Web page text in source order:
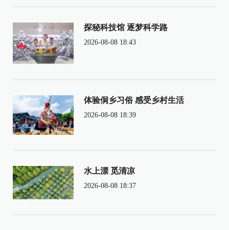
探秘科技馆 逐梦科学路
2026-08-08 18:43
体验侗乡习俗 感受乡村生活
2026-08-08 18:39
水上漂 觅清凉
2026-08-08 18:37